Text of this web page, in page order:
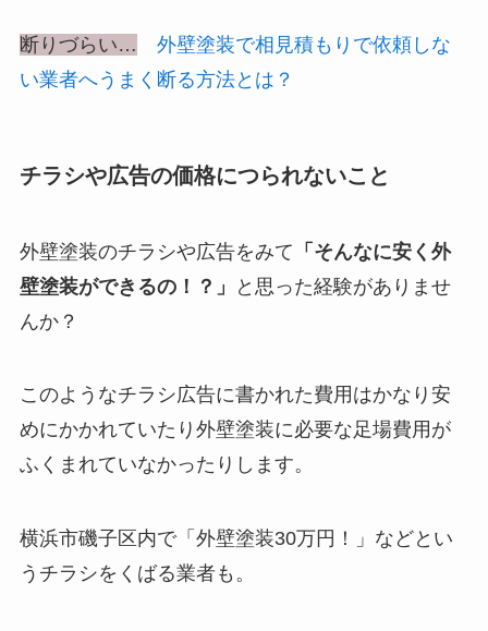
断りづらい…
外壁塗装で相見積もりで依頼しな
い業者へうまく断る方法とは？
チラシや広告の価格につられないこと
外壁塗装のチラシや広告をみて 「そんなに安く外
壁塗装ができるの！？」
と思った経験がありませ
んか？
このようなチラシ広告に書かれた費用はかなり安
めにかかれていたり外壁塗装に必要な足場費用が
ふくまれていなかったりします。
横浜市磯子区内で「外壁塗装30万円！」などとい
うチラシをくばる業者も。